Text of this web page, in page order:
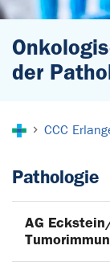
der
CCC
Pathologie
AG